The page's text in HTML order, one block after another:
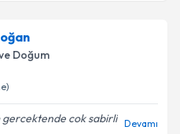
için randevu takvimi talebi
randevu almanız için bir
posta ile bilgilendireceğiz.
Doğum
gercektende cok sabirli Devamı